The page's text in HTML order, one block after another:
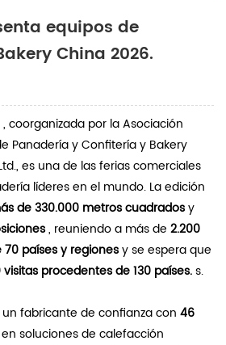
equipos de
China 2026.
, coorganizada por la Asociación
Panadería y Confitería y Bakery
es una de las ferias comerciales
líderes en el mundo. La edición
de 330.000 metros cuadradosy
, reuniendo a más de 2.200
70 países y regionesy se espera que
procedentes de 130 países.s.
un fabricante de confianza con 46
soluciones de calefacción